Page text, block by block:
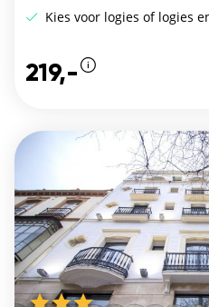
Kies voor logies of logies
219,-